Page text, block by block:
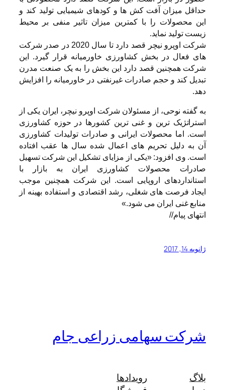
حداقل میزان آفت کش ها و کودهای شیمیایی تولید کند و
این محصولات را با کمترین میزان تاثیر منفی بر محیط
زیست تولید نماید.
شرکت اوپرو نیچر قصد دارد تا سال 2020 در صدر شرکت
های فعال در بخش کشاورزی خاورمیانه قرار گیرد. این
شرکت همچنین قصد دارد این بخش را به یک صنعت مدرن
تبدیل کند و حجم صادرات غیرنفتی در خاورمیانه را افزایش
دهد.
به گفته نوحی، از مسئولان شرکت اوپرو نیچر، ایران یکی از
استراتژیک ترین و غنی ترین کشورها در حوزه کشاورزی
است. اما محصولات ایرانی و صادرات تولیدات کشاورزی
آن به دلیل تحریم های اعمال شده سال ها عقب افتاده
است. وی افزود: «یکی از مزایای تشکیل این شرکت تسهیل
صادرات محصولات کشاورزی ایران به بازار با
استانداردهای اروپایی است. این شرکت همچنین موجب
ایجاد فرصت های شغلی، رشد اقتصادی و استفاده بهینه از
منابع غنی ایران می شود.»
انتهای پیام//
ژانویه 14, 2017
شرکت سهامی زراعی جام
بلاگ
رویدادها